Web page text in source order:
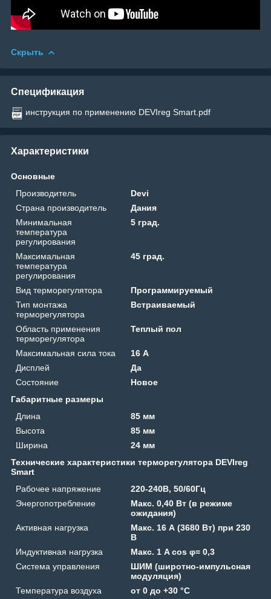
Скрыть
Спецификация
инструкция по применению DEVIreg Smart.pdf
Характеристики
Основные
Производитель
Devi
Страна производитель
Дания
Минимальная
температура
регулирования
5 град.
Максимальная
температура
регулирования
45 град.
Вид терморегулятора
Программируемый
Тип монтажа
терморегулятора
Встраиваемый
Область применения
терморегулятора
Теплый пол
Максимальная сила тока
16 А
Дисплей
Да
Состояние
Новое
Габаритные размеры
Длина
85 мм
Высота
85 мм
Ширина
24 мм
Технические характеристики терморегулятора DEVIreg
Smart
Рабочее напряжение
220-240В, 50/60Гц
Энергопотребление
Макс. 0,40 Вт (в режиме
ожидания)
Активная нагрузка
Макс. 16 А (3680 Вт) при 230
В
Индуктивная нагрузка
Макс. 1 A cos φ= 0,3
Система управления
ШИМ (широтно-импульсная
модуляция)
Температура воздуха
от 0 до +30 °C